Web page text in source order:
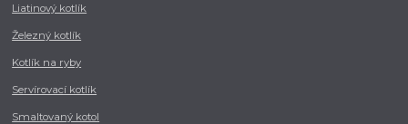
Liatinový kotlík
Železný kotlík
Kotlík na ryby
Servírovací kotlík
Smaltovaný kotol